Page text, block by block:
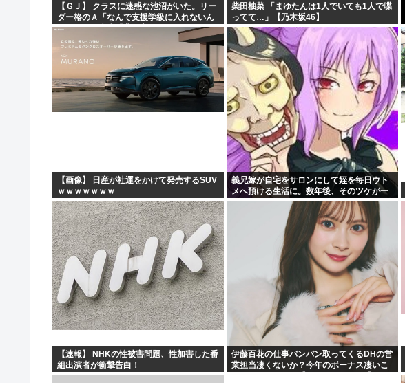
【ＧＪ】 クラスに迷惑な池沼がいた。リー
ダー格のＡ「なんで支援学級に入れないん
ですか？」先生「背の高い低いと同じで、
これも個性なの！差別は...
柴田柚菜 「まゆたんは1人でいても1人で喋
ってて…」【乃木坂46】
【画像】 日産が社運をかけて発売するSUV
ｗｗｗｗｗｗｗ
義兄嫁が自宅をサロンにして姪を毎日ウト
メへ預ける生活に。数年後、そのツケが一
気に回ってきて…
【速報】 NHKの性被害問題、性加害した番
組出演者が衝撃告白！
伊藤百花の仕事バンバン取ってくるDHの営
業担当凄くないか？今年のボーナス凄いこ